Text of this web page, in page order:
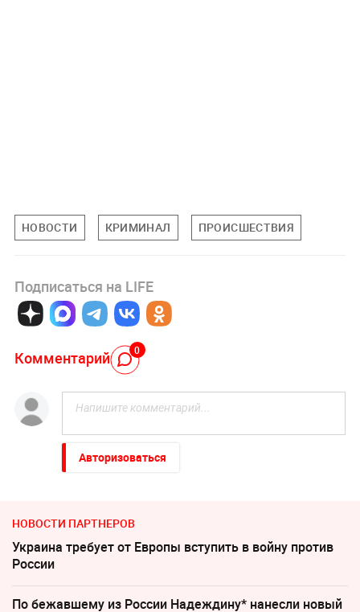
НОВОСТИ КРИМИНАЛ ПРОИСШЕСТВИЯ
Подписаться на LIFE
Комментарий 0
Авторизоваться
НОВОСТИ ПАРТНЕРОВ
Украина требует от Европы вступить в войну против
России
По бежавшему из России Надеждину* нанесли новый